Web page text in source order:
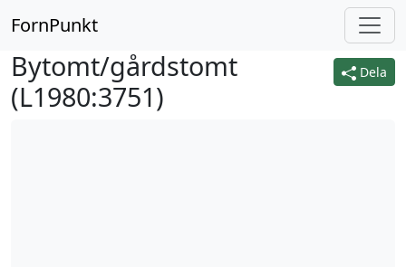
FornPunkt
Dela
Bytomt/gårdstomt
(L1980:3751)